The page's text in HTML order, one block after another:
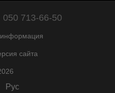
050 713-66-50
информация
сайта
Рус